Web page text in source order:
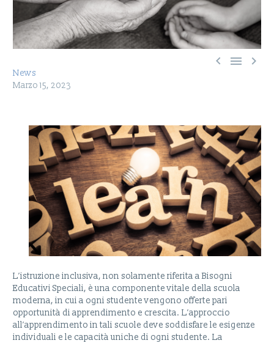
  
News
Marzo 15, 2023
L’istruzione inclusiva, non solamente riferita a Bisogni
Educativi Speciali, è una componente vitale della scuola
moderna, in cui a ogni studente vengono offerte pari
opportunità di apprendimento e crescita. L’approccio
all’apprendimento in tali scuole deve soddisfare le esigenze
individuali e le capacità uniche di ogni studente. La